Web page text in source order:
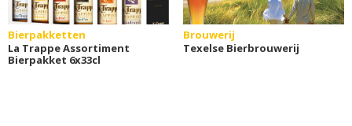
Bierpakketten
La Trappe Assortiment
Bierpakket 6x33cl
Brouwerij
Texelse Bierbrouwerij